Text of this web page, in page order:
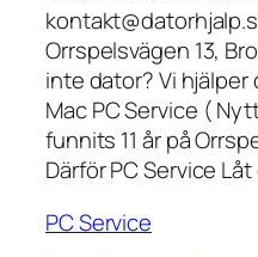
Orrspelsvägen 13,
inte dator? Vi hjälper
Mac PC Service (
funnits 11 år på
Därför PC Service
PC Service